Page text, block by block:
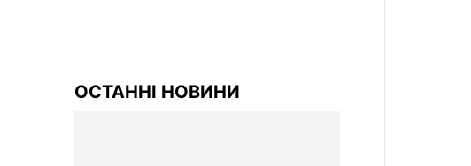
ОСТАННІ НОВИНИ